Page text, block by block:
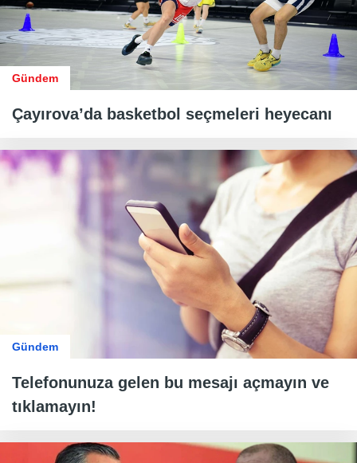
Gündem
Çayırova’da basketbol seçmeleri heyecanı
Gündem
Telefonunuza gelen bu mesajı açmayın ve
tıklamayın!